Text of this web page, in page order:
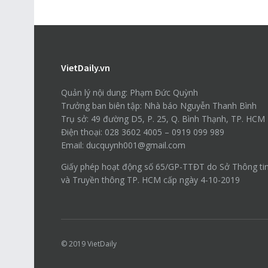
VietDaily.vn
Quản lý nội dung: Phạm Đức Quỳnh
Trưởng ban biên tập: Nhà báo Nguyễn Thanh Bình
Trụ sở: 49 đường D5, P. 25, Q. Bình Thạnh, TP. HCM
Điện thoại: 028 3602 4005 – 0919 099 989
Email: ducquynh001@gmail.com
Giấy phép hoạt động số 65/GP-TTĐT do Sở Thông
và Truyền thông TP. HCM cấp ngày 4-10-2019
© 2019VietDaily